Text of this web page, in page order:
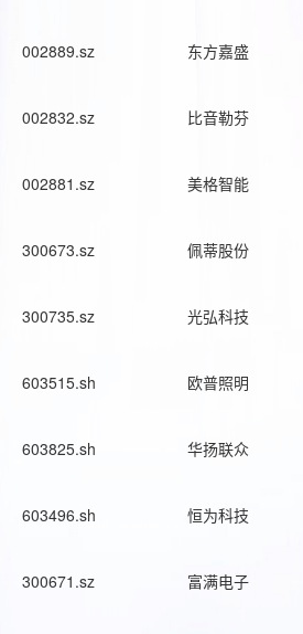
002889.sz 东方嘉盛
002832.sz 比音勒芬
002881.sz 美格智能
300673.sz 佩蒂股份
300735.sz 光弘科技
603515.sh 欧普照明
603825.sh 华扬联众
603496.sh 恒为科技
300671.sz 富满电子